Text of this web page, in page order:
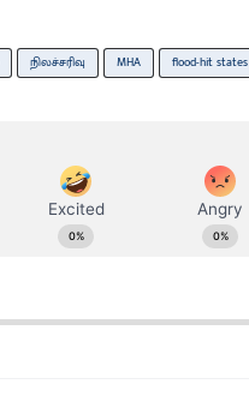
நிலச்சரிவு MHA flood-hit states